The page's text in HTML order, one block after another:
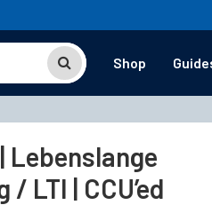
Shop
Lebenslange
LTI | CCU’ed